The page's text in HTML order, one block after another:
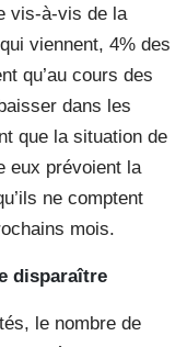
vis-à-vis de la
viennent, 4% des
qu’au cours des
dans les
que la situation de
eux prévoient la
ne comptent
mois.
disparaître
le nombre de